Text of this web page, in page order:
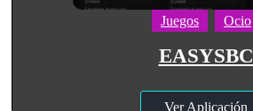
Juegos Ocio
EASYSBC
Ver Aplicación